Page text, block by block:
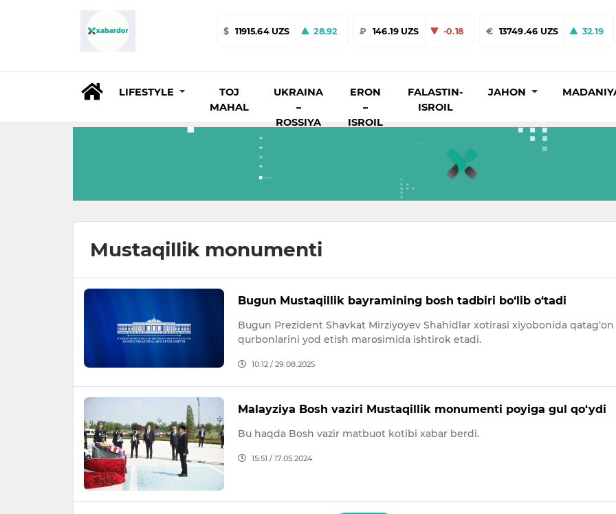
$ 11915.64 UZS 28.92 ₽ 146.19 UZS -0.18 € 13749.46 UZS 32.19
LIFESTYLE
TOJ
MAHAL
UKRAINA
–
ROSSIYA
ERON
–
ISROIL
FALASTIN-
ISROIL
JAHON
Mustaqillik monumenti
Bugun Mustaqillik bayramining bosh tadbiri bo‘lib o‘tadi
Bugun Prezident Shavkat Mirziyoyev Shahidlar xotirasi xiyobonida qatag‘on
qurbonlarini yod etish marosimida ishtirok etadi.
10:12 / 29.08.2025
Malayziya Bosh vaziri Mustaqillik monumenti poyiga gul qo‘ydi
Bu haqda Bosh vazir matbuot kotibi xabar berdi.
15:51 / 17.05.2024